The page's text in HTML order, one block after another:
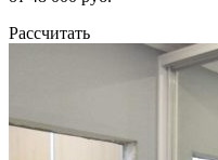
Рассчитать